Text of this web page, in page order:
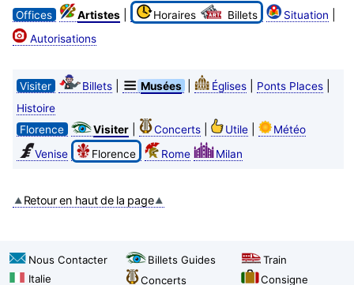
Offices
Artistes| Horaires Billets Situation
Autorisations
Visiter Billets| Musées Églises| Ponts Places|
Histoire
Florence
Visiter| Concerts| Utile|
Météo
Venise
Florence Rome Milan
Retour en haut de la page
Nous Contacter
Italie
Billets Guides
Concerts
Train
Consigne